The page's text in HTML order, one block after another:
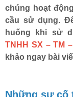
chúng hoạt
cầu sử dụng.
huống khi sử
TNHH SX – TM
khảo ngay bài
Những sự cố